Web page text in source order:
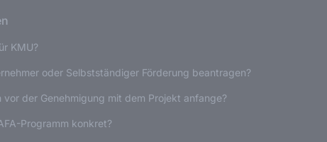
KMU?
oder Selbstständiger Förderung beantragen?
vor der Genehmigung mit dem Projekt anfange?
Programm konkret?